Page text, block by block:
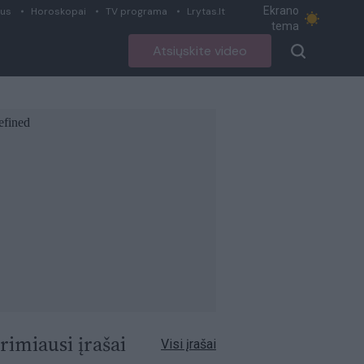
Horoskopai TV programa Lrytas.lt
Ekrano
tema
Atsiųskite video
įrašai Visi įrašai